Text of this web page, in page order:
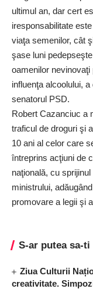
ultimul an, dar cert
iresponsabilitate
viaţa semenilor, cât
şase luni
oamenilor
influenţa alcoolului,
senatorul PSD.
Robert Cazanciuc a
traficul de droguri şi
10 ani al celor care
întreprins acţiuni de
naţională, cu
ministrului,
promovare a legii şi
S-ar putea sa-ti
Ziua Culturii
creativitate.